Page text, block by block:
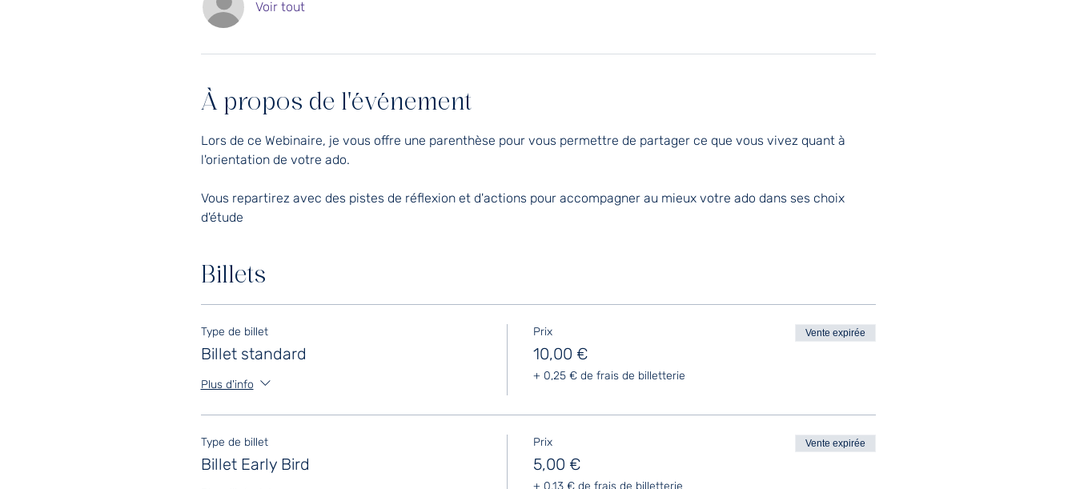
Voir tout
À propos de l'événement
Lors de ce Webinaire, je vous offre une parenthèse pour vous permettre de partager ce que vous vivez quant à
l'orientation de votre ado.
Vous repartirez avec des pistes de réflexion et d'actions pour accompagner au mieux votre ado dans ses choix
d'étude
Billets
Type de billet
Billet standard
Plus d'info
Prix
10,00 €
+ 0,25 € de frais de billetterie
Vente expirée
Type de billet
Billet Early Bird
Prix
5,00 €
+ 0,13 € de frais de billetterie
Vente expirée